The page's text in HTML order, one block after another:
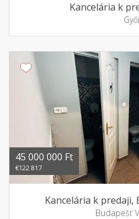
Kancelária k
45 000 000 Ft
€122 817
Kancelária k predaji,
Budapešť